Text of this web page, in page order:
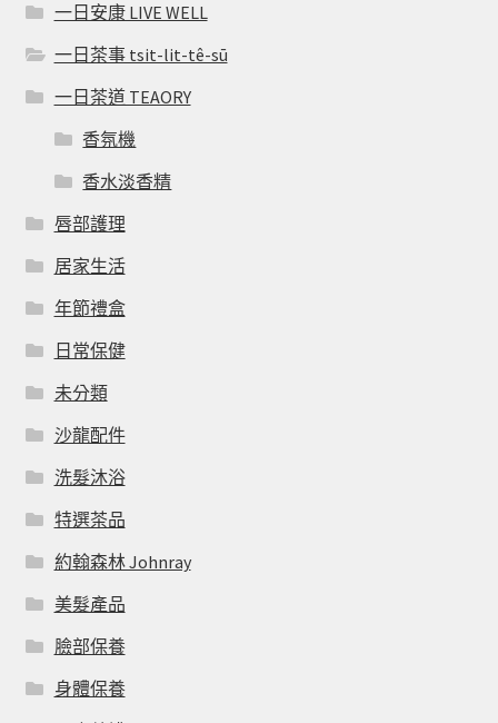
一日安康 LIVE WELL
一日茶事 tsit-lit-tê-sū
一日茶道 TEAORY
香氛機
香水淡香精
唇部護理
居家生活
年節禮盒
日常保健
未分類
沙龍配件
洗髮沐浴
特選茶品
約翰森林 Johnray
美髮產品
臉部保養
身體保養